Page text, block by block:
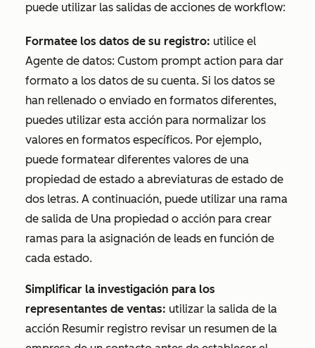
puede utilizar las salidas de acciones de workflow:
Formatee los datos de su registro: utilice el
Agente de datos: Custom prompt action para dar
formato a los datos de su cuenta. Si los datos se
han rellenado o enviado en formatos diferentes,
puedes utilizar esta acción para normalizar los
valores en formatos específicos. Por ejemplo,
puede formatear diferentes valores de una
propiedad de estado a abreviaturas de estado de
dos letras. A continuación, puede utilizar una rama
de salida de Una propiedad o acción para crear
ramas para la asignación de leads en función de
cada estado.
Simplificar la investigación para los
representantes de ventas: utilizar la salida de la
acción Resumir registro revisar un resumen de la